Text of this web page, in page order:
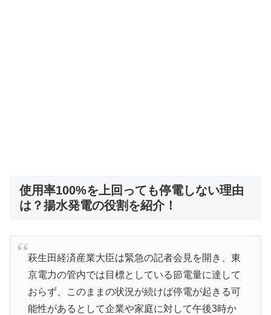
使用率100%を上回っても停電しない理由
は？揚水発電の役割を紹介！
萩生田経済産業大臣は緊急の記者会見を開き、東
京電力の管内では目標としている節電量に達して
おらず、このままの状況が続けば停電が起きる可
能性があるとして企業や家庭に対して午後3時か